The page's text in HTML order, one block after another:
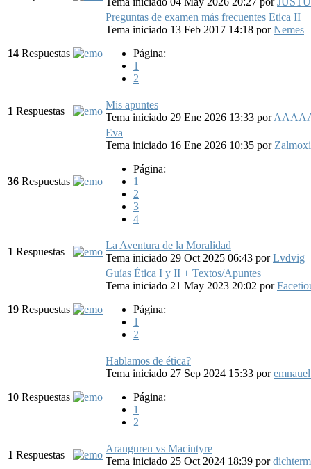
14 Respuestas
Preguntas de examen más frecuentes Etica II
Tema iniciado 13 Feb 2017 14:18 porNemes
Página:
1
2
1 Respuestas
Mis apuntes
Tema iniciado 29 Ene 2026 13:33 por
36 Respuestas
Eva
Tema iniciado 16 Ene 2026 10:35 por
Página:
1
2
3
4
1 Respuestas
La Aventura de la Moralidad
Tema iniciado 29 Oct 2025 06:43 porLvdvig
19 Respuestas
Guías Ética I y II + Textos/Apuntes
Tema iniciado 21 May 2023 20:02 por
Página:
1
2
10 Respuestas
Hablamos de ética?
Tema iniciado 27 Sep 2024 15:33 por
Página:
1
2
1 Respuestas
Aranguren vs Macintyre
Tema iniciado 25 Oct 2024 18:39 por